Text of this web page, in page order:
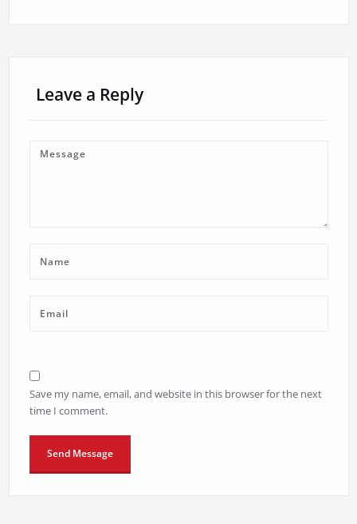
Leave a Reply
Save my name, email, and website in this browser for the next
time I comment.